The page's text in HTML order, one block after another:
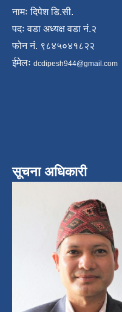
नामः दिपेश डि.सी.
पदः वडा अध्यक्ष वडा नं.२
फोन नं. ९८४५०४१८२२
ईमेलः dcdipesh944@gmail.com
सूचना अधिकारी